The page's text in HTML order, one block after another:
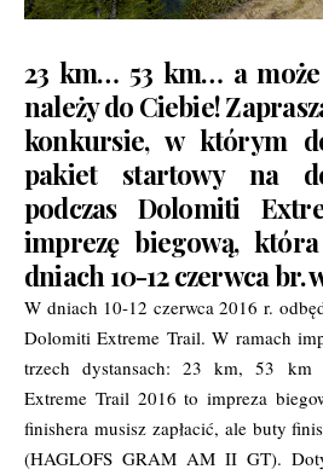
23 km… 53 km… a
należy do Ciebie!
konkursie, w którym
pakiet startowy na
podczas Dolomiti
imprezę biegową,
dniach 10-12 czerwca br.
W dniach 10-12 czerwca 2016 r.
Dolomiti Extreme Trail. W ramach
trzech dystansach: 23 km, 53
Extreme Trail 2016 to impreza
finishera musisz zapłacić, ale buty
(HAGLOFS GRAM AM II GT).